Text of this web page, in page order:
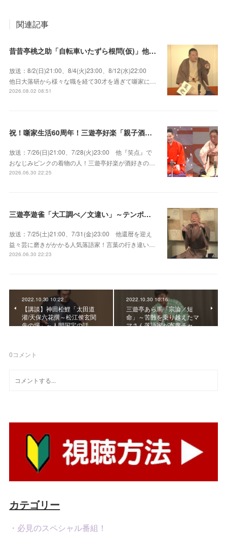
関連記事
昔昔亭桃之助「自転車いたずら根問(仮)」他～師匠・桃太郎のいない初めての桜の季節の独演会！
放送：8/2(日)21:00、8/4(火)23:00、8/12(水)22:00
他日大落研から様々な職を経て30才を過ぎて噺家に…
2026.08.02 08:51
祝！噺家生活60周年！三遊亭好楽「親子酒」錦笑亭満堂「桜ん坊」～満堂フェス2026
放送：7/26(日)21:00、7/28(火)23:00 他『笑点』で
おなじみピンクの着物の人！三遊亭好楽が酒好きの…
2026.06.30 22:25
三遊亭遊雀「大工調べ／文違い」～テンポよくたたみかける語り口で人気・実力とも屈指！
放送：7/25(土)21:00、7/31(金)23:00 他還暦を迎え
益々芸に磨きがかかる人気落語家！言葉の行き違い…
2026.06.30 22:23
2022.10.30 10:22
【講談】神田松鯉「太田道
灌/天保六花撰～松江侯玄関
先の場」～人間国宝の話…
2022.10.30 10:16
三遊亭あら馬「宗論／短
命」～苦難を乗り越えたマ
マさん落語家が寄席チャ…
0コメント
カテゴリー
・必見のスペシャル番組！